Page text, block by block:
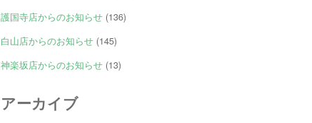
護国寺店からのお知らせ (136)
白山店からのお知らせ (145)
神楽坂店からのお知らせ (13)
アーカイブ